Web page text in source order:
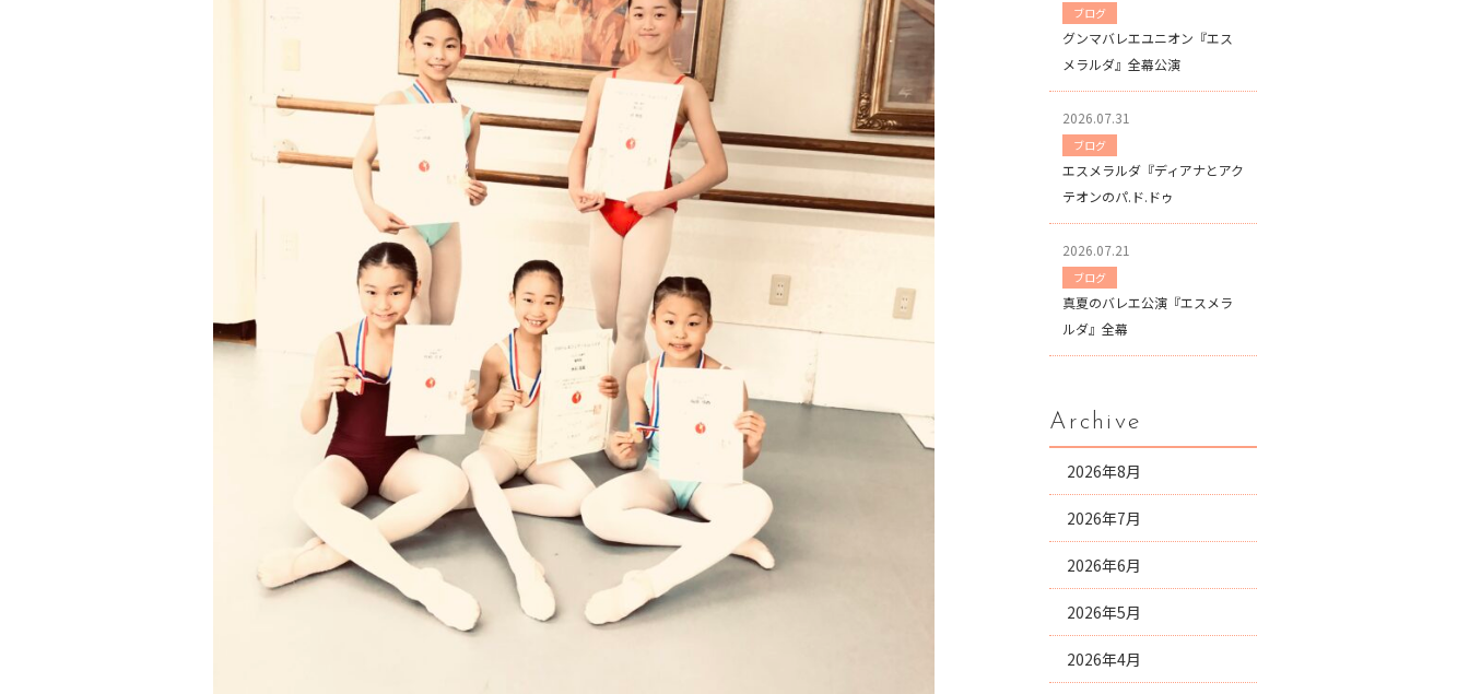
ブログ
グンマバレエユニオン『エス
メラルダ』全幕公演
2026.07.31
ブログ
エスメラルダ『ディアナとアク
テオンのパ.ド.ドゥ
2026.07.21
ブログ
真夏のバレエ公演『エスメラ
ルダ』全幕
Archive
2026年8月
2026年7月
2026年6月
2026年5月
2026年4月